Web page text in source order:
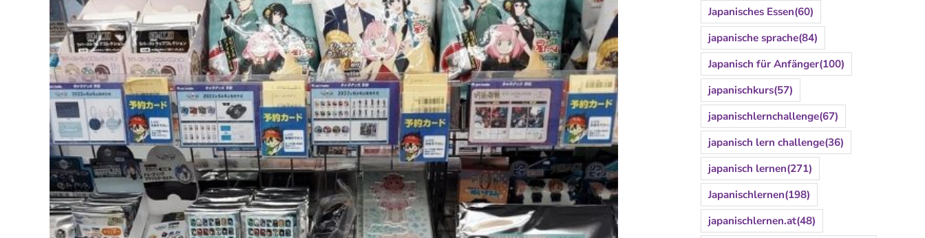
Japanisches Essen(60)
japanische sprache(84)
Japanisch für Anfänger(100)
japanischkurs(57)
japanischlernchallenge(67)
japanisch lern challenge(36)
japanisch lernen(271)
Japanischlernen(198)
japanischlernen.at(48)